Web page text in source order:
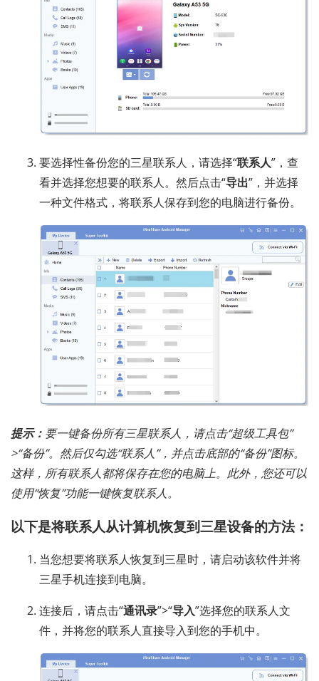
要选择性备份您的三星联系人，请选择“联系人”，查
看并选择您想要的联系人。然后点击“导出”，并选择
一种文件格式，将联系人保存到您的电脑进行备份。
提示： 要一键备份所有三星联系人，请点击“超级工具包”
>“备份”。然后仅勾选“联系人”，并点击底部的“备份”图标。
这样，所有联系人都将保存在您的电脑上。此外，您还可以
使用“恢复”功能一键恢复联系人。
以下是将联系人从计算机恢复到三星设备的方法：
当您想要将联系人恢复到三星时，请启动该软件并将
三星手机连接到电脑。
连接后，请点击“通讯录”>“导入”选择您的联系人文
件，并将您的联系人直接导入到您的手机中。